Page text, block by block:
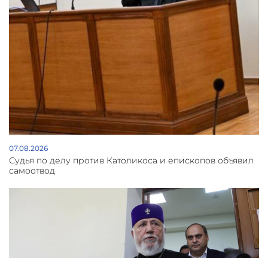
07.08.2026
Судья по делу против Католикоса и епископов объявил
самоотвод